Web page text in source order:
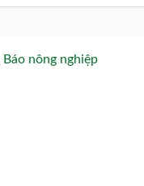
Báo nông nghiệp